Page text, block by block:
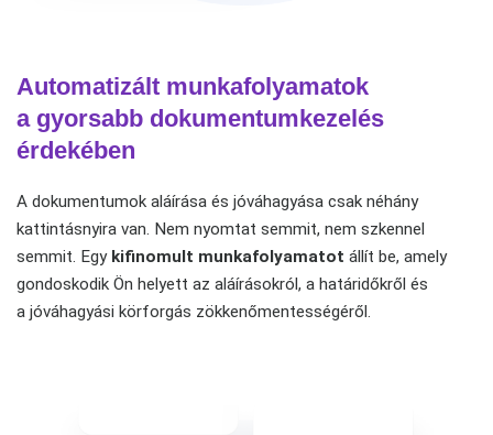
Automatizált munkafolyamatok
a gyorsabb dokumentumkezelés
érdekében
A dokumentumok aláírása és jóváhagyása csak néhány
kattintásnyira van. Nem nyomtat semmit, nem szkennel
semmit. Egy kifinomult munkafolyamatot állít be, amely
gondoskodik Ön helyett az aláírásokról, a határidőkről és
a jóváhagyási körforgás zökkenőmentességéről.